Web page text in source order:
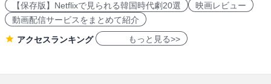
【保存版】Netflixで見られる韓国時代劇20選
映画レビュー
動画配信サービスをまとめて紹介
アクセスランキング もっと見る>>